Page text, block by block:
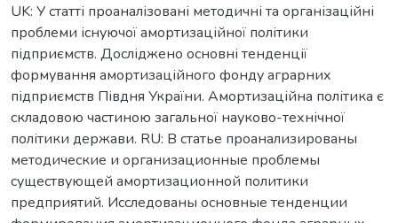
UK: У статті проаналізовані методичні та організаційні
проблеми існуючої амортизаційної політики
підприємств. Досліджено основні тенденції
формування амортизаційного фонду аграрних
підприємств Півдня України. Амортизаційна політика є
складовою частиною загальної науково-технічної
політики держави. RU: В статье проанализированы
методические и организационные проблемы
существующей амортизационной политики
предприятий. Исследованы основные тенденции